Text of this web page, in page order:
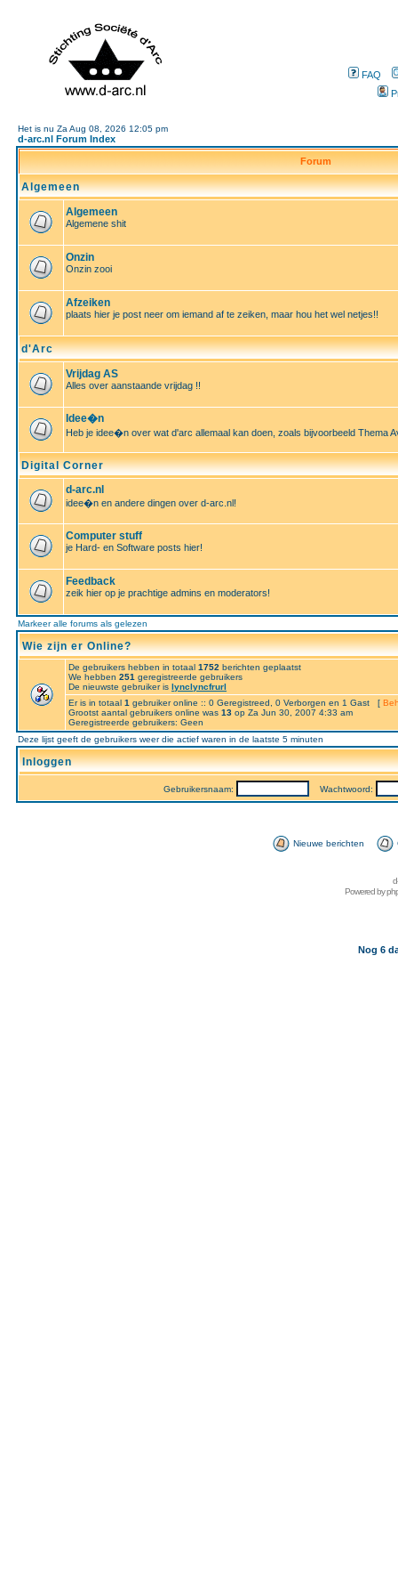
FAQ
Het is nu Za Aug 08, 2026 12:05 pm
d-arc.nl Forum Index
Forum
Algemeen
Algemeen
Algemene shit
Onzin
Onzin zooi
Afzeiken
plaats hier je post neer om iemand af te zeiken, maar hou het wel netjes!!
d'Arc
Vrijdag AS
Alles over aanstaande vrijdag !!
Idee�n
Heb je idee�n over wat d'arc allemaal kan doen, zoals bijvoorbeeld Thema
Digital Corner
d-arc.nl
idee�n en andere dingen over d-arc.nl!
Computer stuff
je Hard- en Software posts hier!
Feedback
zeik hier op je prachtige admins en moderators!
Markeer alle forums als gelezen
Wie zijn er Online?
De gebruikers hebben in totaal 1752 berichten geplaatst
We hebben 251 geregistreerde gebruikers
De nieuwste gebruiker is lynclyncfrurl
Er is in totaal 1 gebruiker online :: 0 Geregistreed, 0 Verborgen en 1 Gast [
Grootst aantal gebruikers online was 13 op Za Jun 30, 2007 4:33 am
Geregistreerde gebruikers: Geen
Deze lijst geeft de gebruikers weer die actief waren in de laatste 5 minuten
Inloggen
Gebruikersnaam: Wachtwoord:
Nieuwe berichten
Powered by
Nog 6